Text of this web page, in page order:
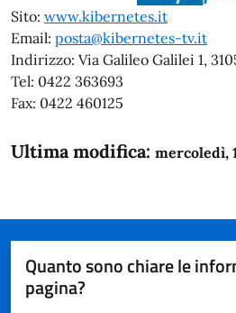
Sito: www.kibernetes.it
Email: posta@kibernetes-tv.it
Indirizzo: Via Galileo Galilei 1,
Tel: 0422 363693
Fax: 0422 460125
Ultima modifica: mercoledì,
Quanto sono chiare le
pagina?